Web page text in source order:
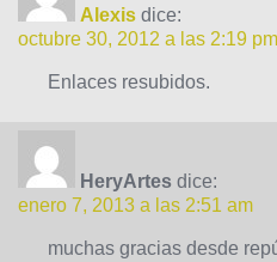
Alexis dice:
octubre 30, 2012 a las 2:19 pm
Enlaces resubidos.
HeryArtes dice:
enero 7, 2013 a las 2:51 am
muchas gracias desde